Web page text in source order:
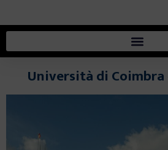
Università di Coimbra